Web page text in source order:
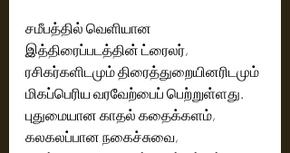
சமீபத்தில் வெளியான
இத்திரைப்படத்தின் ட்ரைலர்,
ரசிகர்களிடமும் திரைத்துறையினரிடமும்
மிகப்பெரிய வரவேற்பைப் பெற்றுள்ளது.
புதுமையான காதல் கதைக்களம்,
கலகலப்பான நகைச்சுவை,